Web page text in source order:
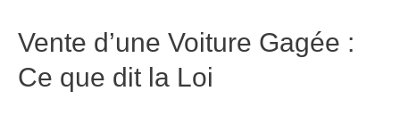
Vente d’une Voiture Gagée :
Ce que dit la Loi